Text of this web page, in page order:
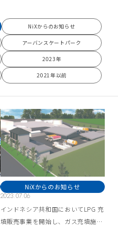
NiXからのお知らせ
アーバンスケートパーク
2023年
2021年以前
NiXからのお知らせ
2023.07.06
インドネシア共和国においてLPG 充
填販売事業を開始し、ガス充填施設